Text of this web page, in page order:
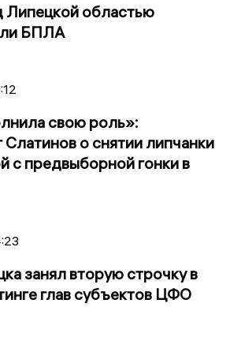
Липецкой областью
БПЛА
свою роль»:
Слатинов о снятии липчанки
с предвыборной гонки в
занял вторую строчку в
глав субъектов ЦФО